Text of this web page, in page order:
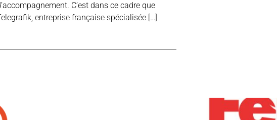
C’est dans ce cadre que
entreprise française spécialisée […]